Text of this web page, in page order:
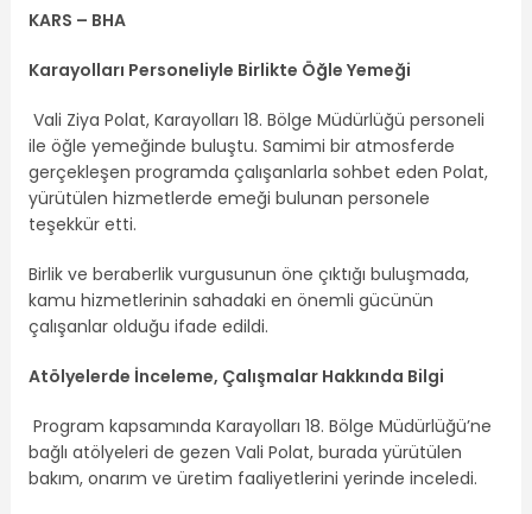
KARS – BHA
Karayolları Personeliyle Birlikte Öğle Yemeği
Vali Ziya Polat, Karayolları 18. Bölge Müdürlüğü personeli
ile öğle yemeğinde buluştu. Samimi bir atmosferde
gerçekleşen programda çalışanlarla sohbet eden Polat,
yürütülen hizmetlerde emeği bulunan personele
teşekkür etti.
Birlik ve beraberlik vurgusunun öne çıktığı buluşmada,
kamu hizmetlerinin sahadaki en önemli gücünün
çalışanlar olduğu ifade edildi.
Atölyelerde İnceleme, Çalışmalar Hakkında Bilgi
Program kapsamında Karayolları 18. Bölge Müdürlüğü’ne
bağlı atölyeleri de gezen Vali Polat, burada yürütülen
bakım, onarım ve üretim faaliyetlerini yerinde inceledi.